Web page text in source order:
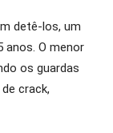
detê-los, um
anos. O menor
os guardas
crack,